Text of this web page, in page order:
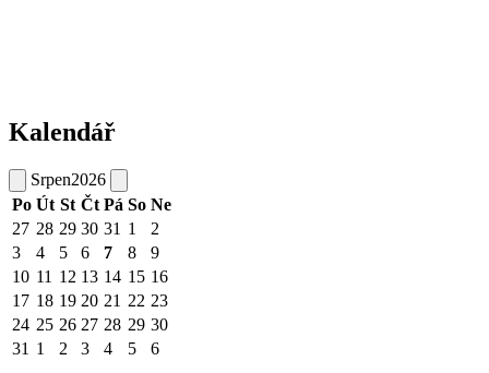
Kalendář
Srpen2026
Po Út St Čt Pá So Ne
27 28 29 30 31 1
2
3
4 5 6 7 8
9
10 11 12 13 14 15 16
17 18 19 20 21 22 23
24 25 26 27 28 29 30
31 1 2 3 4 5 6